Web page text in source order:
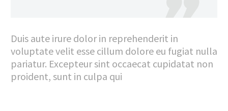
Duis aute irure dolor in reprehenderit in
voluptate velit esse cillum dolore eu fugiat nulla
pariatur. Excepteur sint occaecat cupidatat non
proident, sunt in culpa qui